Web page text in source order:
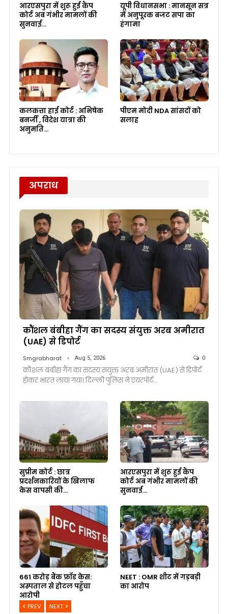
आरएसपुरा में शुरू हुई कैंप
कोर्ट अब गंभीर मामलों की
सुनवाई…
यूपी विधानसभा : मानसून सत्र
में अनुपूरक बजट सपा का
हंगामा
कलकत्ता हाई कोर्ट : अभिषेक
बनर्जी , विदेश यात्रा की
अनुमति…
पीएम मोदी NDA सांसदों को
सलाह
अपराध
कौंशल बंबीहा गैंग का सदस्य संयुक्त अरब अमीरात
(UAE) से डिपोर्ट
Smgrabharat Aug 5, 2026 0
कौंशल बंबीहा गैंग का सदस्य संयुक्त अरब अमीरात (UAE) से डिपोर्ट
होकर भारत लाया गया। दिल्ली पुलिस ने एयरपोर्ट…
सुप्रीम कोर्ट : छात्र
प्रदर्शनकारियों के खिलाफ
केस वापसी की…
आरएसपुरा में शुरू हुई कैंप
कोर्ट अब गंभीर मामलों की
सुनवाई…
661 करोड़ बैंक फ्रॉड केस:
अस्पताल से होटल पहुँचा
आरोपी
NEET : OMR शीट में गड़बड़ी
का आरोप
PREV NEXT